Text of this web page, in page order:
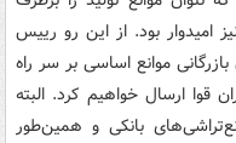
امیدوار بود. از این رو رییس
بازرگانی موانع اساسی بر سر راه
قوا ارسال خواهیم کرد. البته
بانکی و همین‌طور